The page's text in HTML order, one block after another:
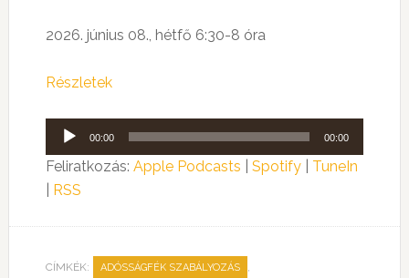
2026. június 08., hétfő 6:30-8 óra
Részletek
Audió
lejátszó
00:00 00:00
Feliratkozás: Apple Podcasts Spotify| TuneIn
RSS
CÍMKÉK: ADÓSSÁGFÉK SZABÁLYOZÁS ,